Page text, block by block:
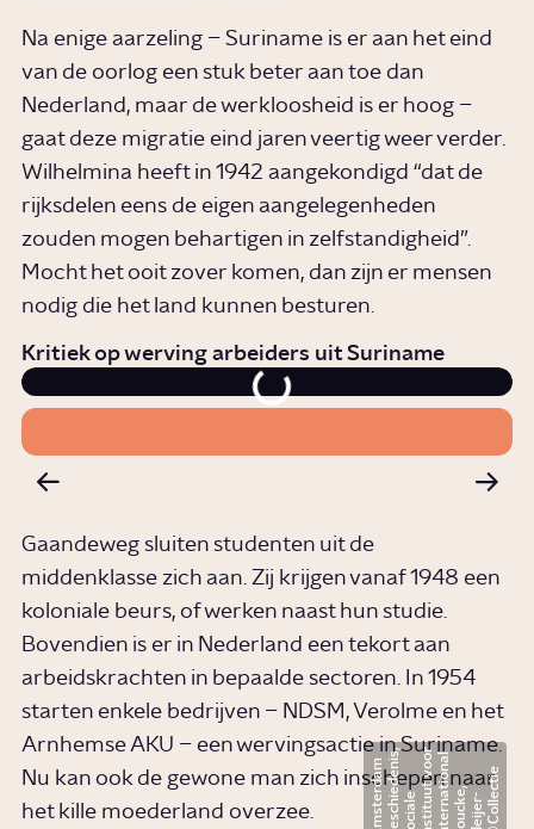
Na enige aarzeling – Suriname is er aan het eind
van de oorlog een stuk beter aan toe dan
Nederland, maar de werkloosheid is er hoog –
gaat deze migratie eind jaren veertig weer verder.
Wilhelmina heeft in 1942 aangekondigd “dat de
rijksdelen eens de eigen aangelegenheden
zouden mogen behartigen in zelfstandigheid”.
Mocht het ooit zover komen, dan zijn er mensen
nodig die het land kunnen besturen.
Kritiek op werving arbeiders uit Suriname
Gaandeweg sluiten studenten uit de
middenklasse zich aan. Zij krijgen vanaf 1948 een
koloniale beurs, of werken naast hun studie.
Bovendien is er in Nederland een tekort aan
arbeidskrachten in bepaalde sectoren. In 1954
starten enkele bedrijven – NDSM, Verolme en het
Arnhemse AKU – een wervingsactie in Suriname.
Nu kan ook de gewone man zich inschepen naar
het kille moederland overzee.
C
o
l
l
e
c t
i
e
M
e
i
j
e
r
-B
o
u
c
k
e , I
n
t
e
r
n
a
t i
o
n
a l I
n
s
t
i
t
u
u t
v
o
o
r S
o
c
i
a
l
eG
e
s
c
h
i
e d
e
n
i s
, A
m
s
t
e
r d
a
m